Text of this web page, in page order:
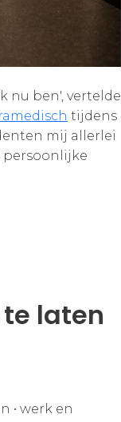
nu ben', vertelde
tijdens
mij allerlei
persoonlijke
laten
• werk en